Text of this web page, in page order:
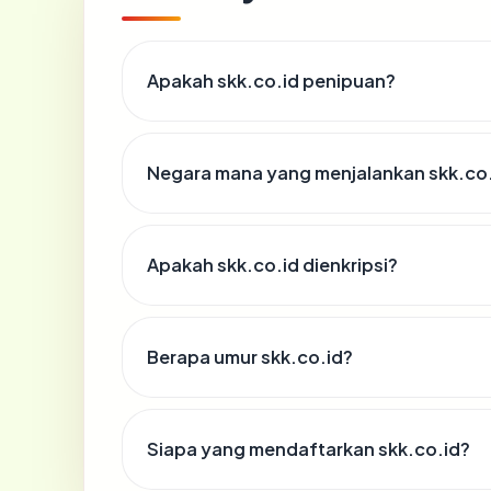
Apakah skk.co.id penipuan?
Negara mana yang menjalankan
Apakah skk.co.id dienkripsi?
Berapa umur skk.co.id?
Siapa yang mendaftarkan skk.co.id?